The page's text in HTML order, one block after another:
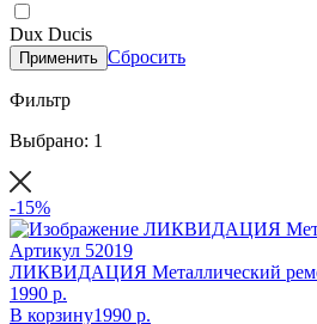
Dux Ducis
Применить Сбросить
Фильтр
Выбрано: 1
-15%
Артикул 52019
ЛИКВИДАЦИЯ Металлический
1990 р.
В корзину1990 р.